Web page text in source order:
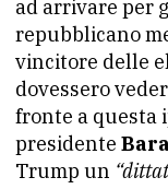
ad arrivare per
repubblicano
vincitore delle
dovessero
fronte a questa
presidente
Trump un